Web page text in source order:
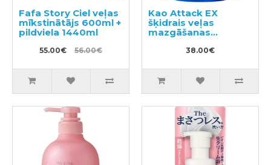
Fafa Story Ciel veļas
mīkstinātājs 600ml +
pildviela 1440ml
55.00€ 56.00€
Kao Attack EX
šķidrais veļas
mazgāšanas
līdzeklis, pildviela
38.00€